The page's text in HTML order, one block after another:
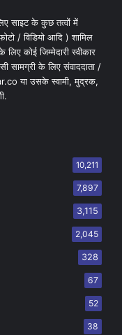
साइट के कुछ तत्वों में
/ विडियो आदि ) शामिल
कोई जिम्मेदारी स्वीकार
सामग्री के लिए संवाददाता /
या उसके स्वामी, मुद्रक,
10,211
7,897
3,115
2,045
328
67
52
38